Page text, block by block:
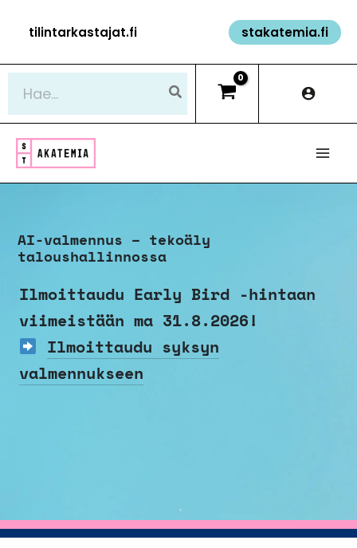
sisältöön
tilintarkastajat.fi stakatemia.fi
AI-valmennus – tekoäly
taloushallinnossa
Ilmoittaudu Early Bird -hintaan
viimeistään ma 31.8.2026!
Ilmoittaudu syksyn
valmennukseen